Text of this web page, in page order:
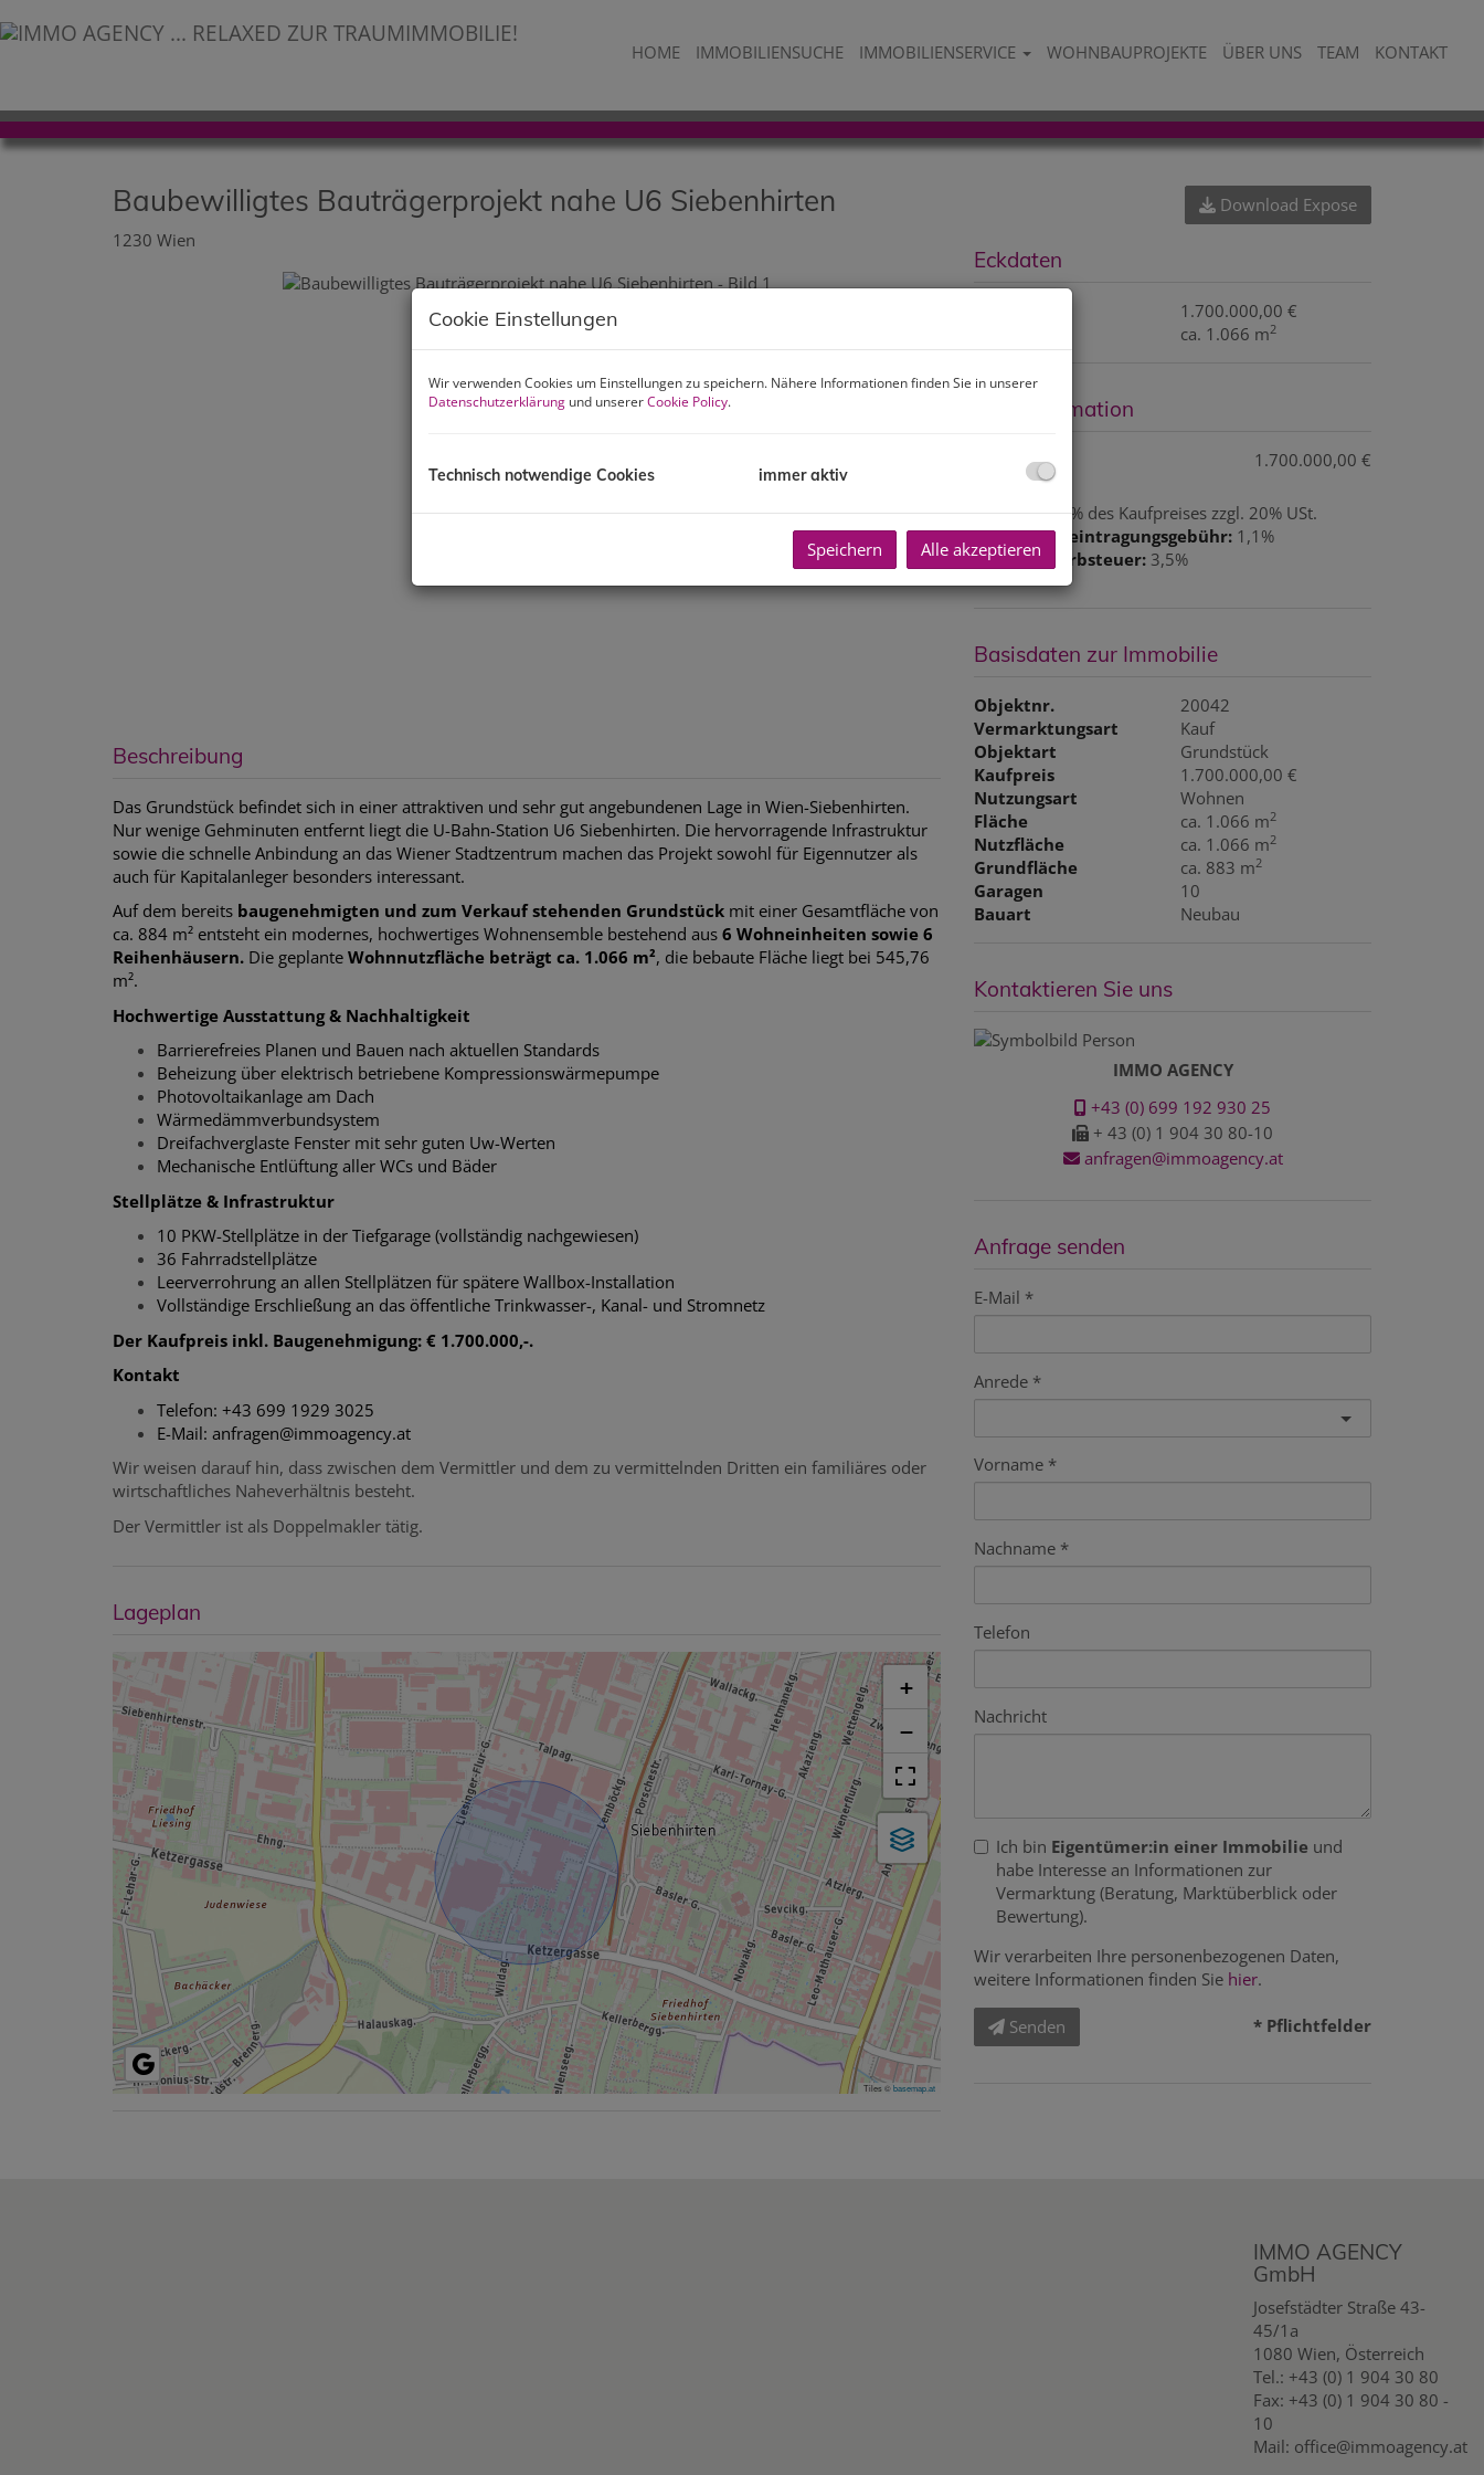
HOME IMMOBILIENSUCHE IMMOBILIENSERVICE WOHNBAUPROJEKTE ÜBER UNS TEAM KONTAKT
Baubewilligtes Bauträgerprojekt nahe U6 Siebenhirten
1230 Wien
Beschreibung
Das Grundstück befindet sich in einer attraktiven und sehr gut angebundenen Lage in Wien-Siebenhirten.
Nur wenige Gehminuten entfernt liegt die U-Bahn-Station U6 Siebenhirten. Die hervorragende Infrastruktur
sowie die schnelle Anbindung an das Wiener Stadtzentrum machen das Projekt sowohl für Eigennutzer als
auch für Kapitalanleger besonders interessant.
Auf dem bereits baugenehmigten und zum Verkauf stehenden Grundstück mit einer Gesamtfläche von
ca. 884 m² entsteht ein modernes, hochwertiges Wohnensemble bestehend aus 6 Wohneinheiten sowie 6
Reihenhäusern. Die geplante Wohnnutzfläche beträgt ca. 1.066 m², die bebaute Fläche liegt bei 545,76
m².
Hochwertige Ausstattung & Nachhaltigkeit
Barrierefreies Planen und Bauen nach aktuellen Standards
Beheizung über elektrisch betriebene Kompressionswärmepumpe
Photovoltaikanlage am Dach
Wärmedämmverbundsystem
Dreifachverglaste Fenster mit sehr guten Uw-Werten
Mechanische Entlüftung aller WCs und Bäder
Stellplätze & Infrastruktur
10 PKW-Stellplätze in der Tiefgarage (vollständig nachgewiesen)
36 Fahrradstellplätze
Leerverrohrung an allen Stellplätzen für spätere Wallbox-Installation
Vollständige Erschließung an das öffentliche Trinkwasser-, Kanal- und Stromnetz
Der Kaufpreis inkl. Baugenehmigung: € 1.700.000,-.
Kontakt
Telefon: +43 699 1929 3025
E-Mail: anfragen@immoagency.at
Wir weisen darauf hin, dass zwischen dem Vermittler und dem zu vermittelnden Dritten ein familiäres oder
wirtschaftliches Naheverhältnis besteht.
Der Vermittler ist als Doppelmakler tätig.
Lageplan
+
−
Tiles ©basemap.at
Download Expose
Eckdaten
1.700.000,00 €
ca. 1.066 m2
Preisinformation
Kaufpreis: 1.700.000,00 €
Provision: 3% des Kaufpreises zzgl. 20% USt.
Grundbucheintragungsgebühr: 1,1%
Grunderwerbsteuer: 3,5%
Basisdaten zur Immobilie
Objektnr.
20042
Vermarktungsart
Kauf
Objektart
Grundstück
Kaufpreis
1.700.000,00 €
Nutzungsart
Wohnen
Fläche
ca. 1.066 m2
Nutzfläche ca. 1.066 m2
Grundfläche ca. 883 m2
Garagen
10
Bauart
Neubau
Kontaktieren Sie uns
IMMO AGENCY
+43 (0) 699 192 930 25
+ 43 (0) 1 904 30 80-10
anfragen@immoagency.at
Anfrage senden
E-Mail
Anrede
Vorname
Nachname
Telefon
Nachricht
Ich bin Eigentümer:in einer Immobilie und
habe Interesse an Informationen zur
Vermarktung (Beratung, Marktüberblick oder
Bewertung).
Wir verarbeiten Ihre personenbezogenen Daten,
weitere Informationen finden Sie hier.
Senden * Pflichtfelder
IMMO AGENCY
GmbH
Josefstädter Straße 43-
45/1a
1080 Wien, Österreich
Tel.: +43 (0) 1 904 30 80
Fax: +43 (0) 1 904 30 80 -
10
Mail: office@immoagency.at
Cookie Einstellungen
Wir verwenden Cookies um Einstellungen zu speichern. Nähere Informationen finden Sie in unserer
Datenschutzerklärung und unsererCookie Policy.
Technisch notwendige Cookies immer aktiv
Speichern Alle akzeptieren